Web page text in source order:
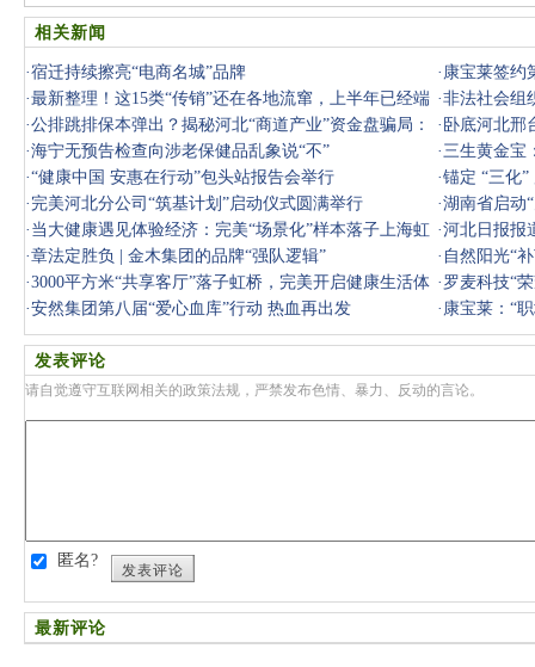
相关新闻
·宿迁持续擦亮“电商名城”品牌 · 康宝莱签约
·最新整理！这15类“传销”还在各地流窜，上半年已经端
了好多
·非法社会组
动群众
·公排跳排保本弹出？揭秘河北“商道产业”资金盘骗局：
一场精
· 卧底河北邢
壳、层
·海宁无预告检查向涉老保健品乱象说“不” ·三生黄金宝
·“健康中国 安惠在行动”包头站报告会举行 ·锚定 “三化
· 完美河北分公司“筑基计划”启动仪式圆满举行 ·湖南省启动
· 当大健康遇见体验经济：完美“场景化”样本落子上海虹
桥
·河北日报报
·章法定胜负 | 金木集团的品牌“强队逻辑” · 自然阳光“
·3000平方米“共享客厅”落子虹桥，完美开启健康生活体
验新征程
· 罗麦科技“
·安然集团第八届“爱心血库”行动 热血再出发 · 康宝莱：“
发表评论
请自觉遵守互联网相关的政策法规，严禁发布色情、暴力、反动的言论。
匿名?
发表评论
最新评论